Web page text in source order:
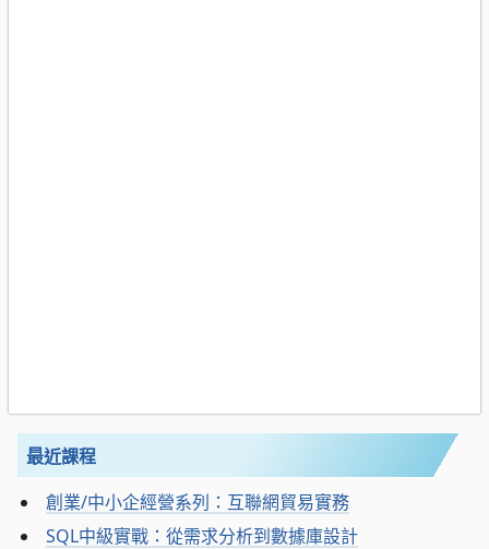
最近課程
創業/中小企經營系列：互聯網貿易實務
SQL中級實戰：從需求分析到數據庫設計